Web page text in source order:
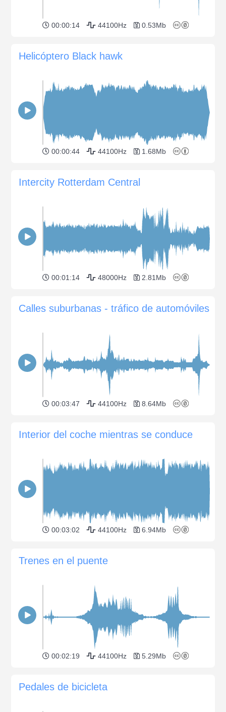
00:00:14 44100Hz 0.53Mb
Helicóptero Black hawk
00:00:44 44100Hz 1.68Mb
Intercity Rotterdam Central
00:01:14 48000Hz 2.81Mb
Calles suburbanas - tráfico de automóviles
00:03:47 44100Hz 8.64Mb
Interior del coche mientras se conduce
00:03:02 44100Hz 6.94Mb
Trenes en el puente
00:02:19 44100Hz 5.29Mb
Pedales de bicicleta